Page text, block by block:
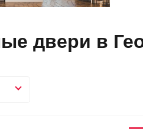
двери в